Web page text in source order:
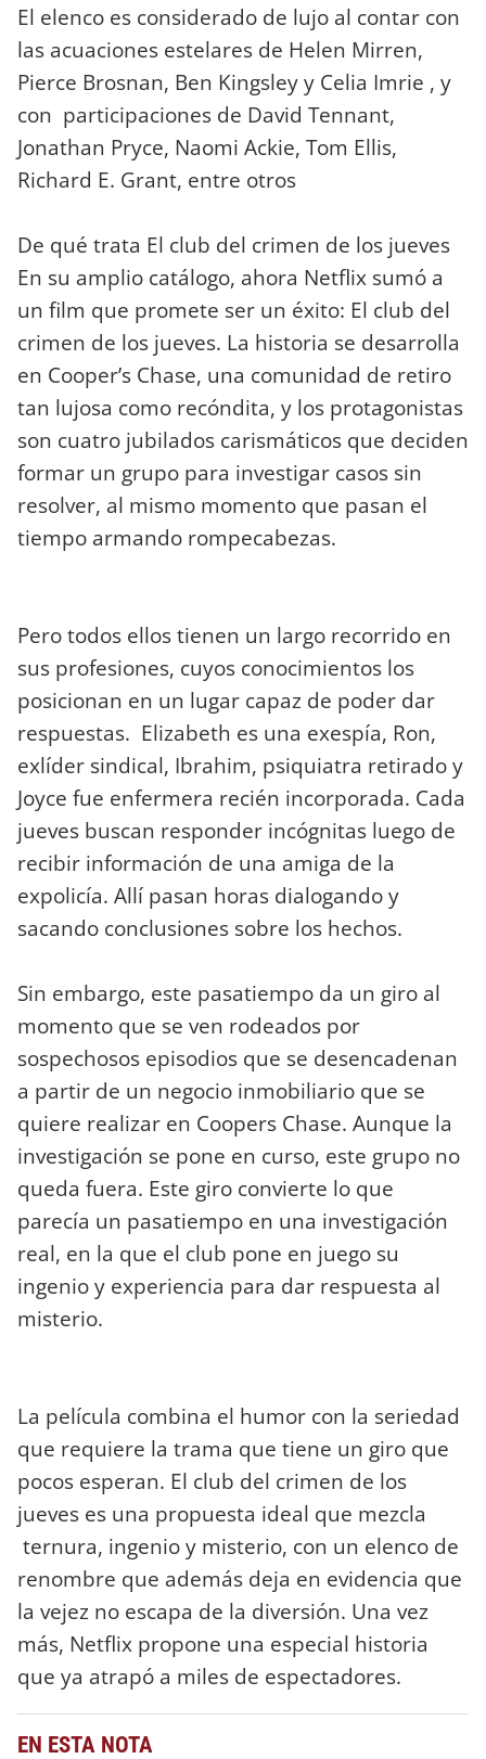
El elenco es considerado de lujo al contar con
las acuaciones estelares de Helen Mirren,
Pierce Brosnan, Ben Kingsley y Celia Imrie , y
con participaciones de David Tennant,
Jonathan Pryce, Naomi Ackie, Tom Ellis,
Richard E. Grant, entre otros
De qué trata El club del crimen de los jueves
En su amplio catálogo, ahora Netflix sumó a
un film que promete ser un éxito: El club del
crimen de los jueves. La historia se desarrolla
en Cooper’s Chase, una comunidad de retiro
tan lujosa como recóndita, y los protagonistas
son cuatro jubilados carismáticos que deciden
formar un grupo para investigar casos sin
resolver, al mismo momento que pasan el
tiempo armando rompecabezas.
Pero todos ellos tienen un largo recorrido en
sus profesiones, cuyos conocimientos los
posicionan en un lugar capaz de poder dar
respuestas. Elizabeth es una exespía, Ron,
exlíder sindical, Ibrahim, psiquiatra retirado y
Joyce fue enfermera recién incorporada. Cada
jueves buscan responder incógnitas luego de
recibir información de una amiga de la
expolicía. Allí pasan horas dialogando y
sacando conclusiones sobre los hechos.
Sin embargo, este pasatiempo da un giro al
momento que se ven rodeados por
sospechosos episodios que se desencadenan
a partir de un negocio inmobiliario que se
quiere realizar en Coopers Chase. Aunque la
investigación se pone en curso, este grupo no
queda fuera. Este giro convierte lo que
parecía un pasatiempo en una investigación
real, en la que el club pone en juego su
ingenio y experiencia para dar respuesta al
misterio.
La película combina el humor con la seriedad
que requiere la trama que tiene un giro que
pocos esperan. El club del crimen de los
jueves es una propuesta ideal que mezcla
ternura, ingenio y misterio, con un elenco de
renombre que además deja en evidencia que
la vejez no escapa de la diversión. Una vez
más, Netflix propone una especial historia
que ya atrapó a miles de espectadores.
EN ESTA NOTA